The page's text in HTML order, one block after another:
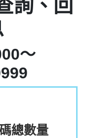
詢、回
～
總數量